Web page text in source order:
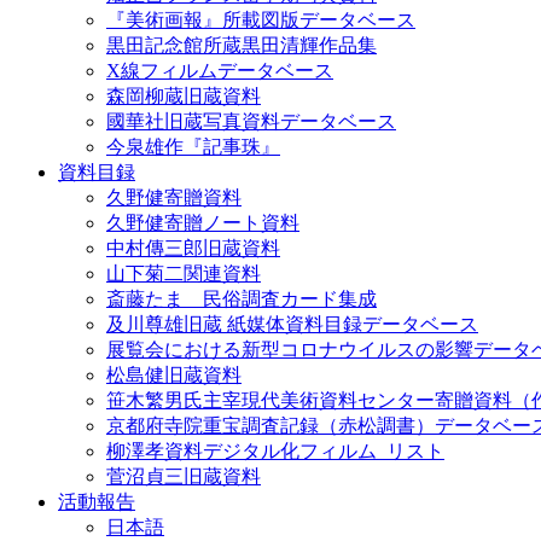
『美術画報』所載図版データベース
黒田記念館所蔵黒田清輝作品集
X線フィルムデータベース
森岡柳蔵旧蔵資料
國華社旧蔵写真資料データベース
今泉雄作『記事珠』
資料目録
久野健寄贈資料
久野健寄贈ノート資料
中村傳三郎旧蔵資料
山下菊二関連資料
斎藤たま 民俗調査カード集成
及川尊雄旧蔵 紙媒体資料目録データベース
展覧会における新型コロナウイルスの影響データ
松島健旧蔵資料
笹木繁男氏主宰現代美術資料センター寄贈資料（
京都府寺院重宝調査記録（赤松調書）データベー
柳澤孝資料デジタル化フィルム_リスト
菅沼貞三旧蔵資料
活動報告
日本語